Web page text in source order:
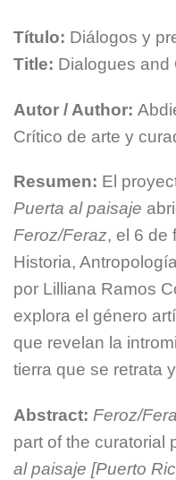
Título: Diálogos y
Title: Dialogues and
Autor / Author:
Crítico de arte y
Resumen: El
Puerta al paisaje
Feroz/Feraz, el 6 de
Historia,
por Lilliana Ramos
explora el género
que revelan la
tierra que se retrata
Abstract: Feroz/
part of the curatorial
al paisaje [Puerto